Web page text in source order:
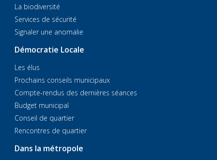
La biodiversité
Services de sécurité
Signaler une anomalie
Démocratie Locale
Les élus
Prochains conseils municipaux
Compte-rendus des dernières séances
Budget municipal
Conseil de quartier
Rencontres de quartier
Dans la métropole